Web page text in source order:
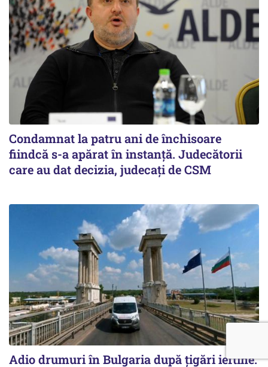
Condamnat la patru ani de închisoare
fiindcă s-a apărat în instanță. Judecătorii
care au dat decizia, judecați de CSM
Adio drumuri în Bulgaria după țigări ieftine.